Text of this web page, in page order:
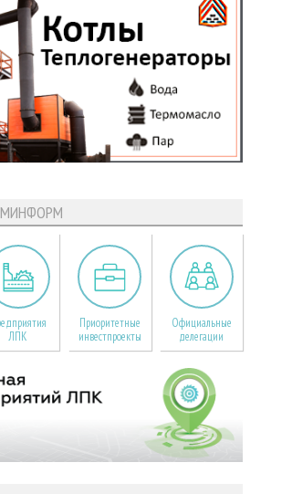
ЛПК
Приоритетные
инвестпроекты
Официальные
делегации